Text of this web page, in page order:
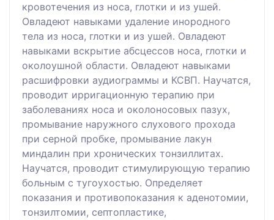
кровотечения из носа, глотки и из ушей.
Овладеют навыками удаление инородного
тела из носа, глотки и из ушей. Овладеют
навыками вскрытие абсцессов носа, глотки и
околоушной области. Овладеют навыками
расшифровки аудиограммы и КСВП. Научатся,
проводит ирригационную терапию при
заболеваниях носа и околоносовых пазух,
промывание наружного слухового прохода
при серной пробке, промывание лакун
миндалин при хронических тонзиллитах.
Научатся, проводит стимулирующую терапию
больным с тугоухостью. Определяет
показания и противопоказания к аденотомии,
тонзилтомии, септопластике,